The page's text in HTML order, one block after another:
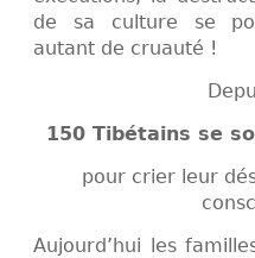
de sa culture se
autant de cruauté !
150 Tibétains se
pour crier leur
Aujourd’hui les